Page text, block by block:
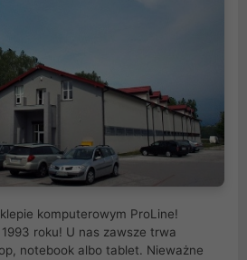
komputerowym ProLine!
roku! U nas zawsze trwa
notebook albo tablet. Nieważne